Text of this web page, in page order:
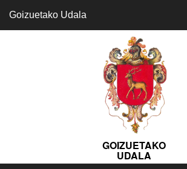
Goizuetako Udala
GOIZUETAKO
UDALA